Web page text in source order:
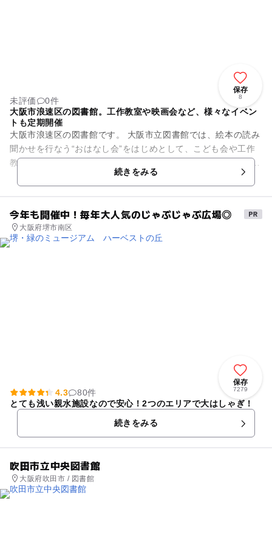
保存
8
未評価
0件
大阪市浪速区の図書館。工作教室や映画会など、様々なイベン
トも定期開催
大阪市浪速区の図書館です。 大阪市立図書館では、絵本の読み
聞かせを行なう“おはなし会”をはじめとして、こども会や工作
教室、映画会などのイベントを各区の館にて催しています。 ※
続きをみる
今年も開催中！毎年大人気のじゃぶじゃぶ広場◎
大阪府堺市南区
保存
7279
4.3
80件
とても浅い親水施設なので安心！2つのエリアで大はしゃぎ！
続きをみる
吹田市立中央図書館
大阪府吹田市 / 図書館